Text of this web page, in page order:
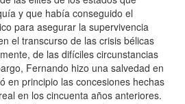
y que había conseguido el
para asegurar la supervivencia
el transcurso de las crisis bélicas
de las difíciles circunstancias
Fernando hizo una salvedad en
en principio las concesiones hechas
en los cincuenta años anteriores.